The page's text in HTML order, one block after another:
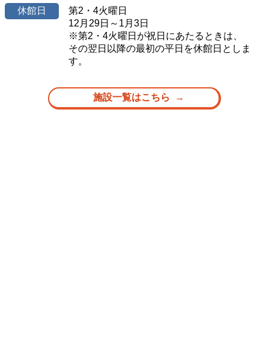
休館日
第2・4火曜日
12月29日～1月3日
※第2・4火曜日が祝日にあたるときは、
その翌日以降の最初の平日を休館日としま
す。
施設一覧はこちら